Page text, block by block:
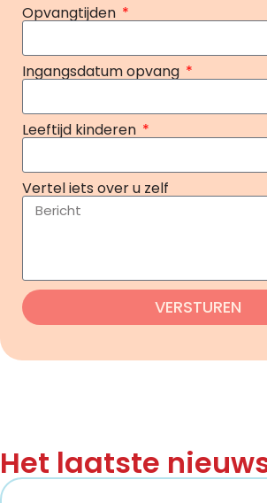
Opvangtijden
Ingangsdatum opvang
Leeftijd kinderen
Vertel iets over u zelf
VERSTUREN
Het laatste